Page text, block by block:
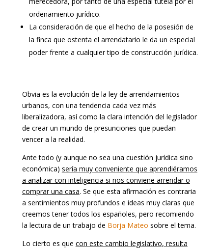
ordenamiento jurídico.
La consideración de que el hecho de la posesión de
la finca que ostenta el arrendatario le da un especial
poder frente a cualquier tipo de construcción jurídica.
Obvia es la evolución de la ley de arrendamientos
urbanos, con una tendencia cada vez más
liberalizadora, así como la clara intención del legislador
de crear un mundo de presunciones que puedan
vencer a la realidad.
Ante todo (y aunque no sea una cuestión jurídica sino
económica) sería muy conveniente que aprendiéramos
a analizar con inteligencia si nos conviene arrendar o
comprar una casa. Se que esta afirmación es contraria
a sentimientos muy profundos e ideas muy claras que
creemos tener todos los españoles, pero recomiendo
la lectura de un trabajo de Borja Mateo sobre el tema.
Lo cierto es que con este cambio legislativo, resulta